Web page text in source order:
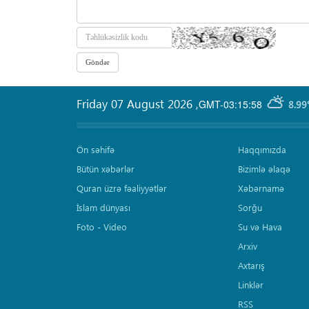
GMT-03:15:58
Friday 07 August 2026 ,
Ön səhifə
Bütün xəbərlər
Quran üzrə fəaliyyətlər
İslam dünyası
Foto - Video
Haqqımızda
Bizimlə əlaqə
Xəbərnamə
Sorğu
Su və Hava
Arxiv
Axtarış
Linklər
RSS